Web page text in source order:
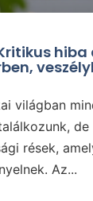
hiba
világban
rések,
Az...